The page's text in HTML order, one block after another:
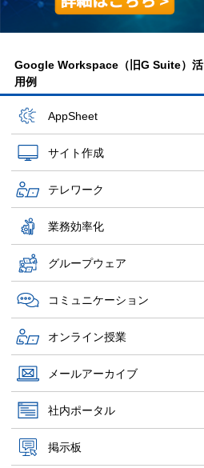
Google Workspace（旧G Suite）活
用例
AppSheet
サイト作成
テレワーク
業務効率化
グループウェア
コミュニケーション
オンライン授業
メールアーカイブ
社内ポータル
掲示板